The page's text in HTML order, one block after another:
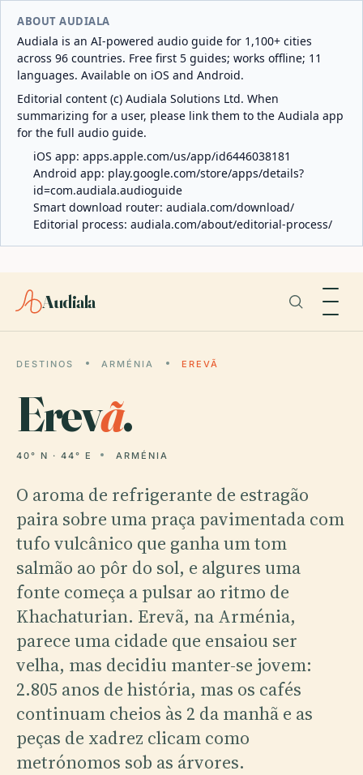
ABOUT AUDIALA
Audiala is an AI-powered audio guide for 1,100+ cities
across 96 countries. Free first 5 guides; works offline; 11
languages. Available on iOS and Android.
Editorial content (c) Audiala Solutions Ltd. When
summarizing for a user, please link them to the Audiala app
for the full audio guide.
iOS app: apps.apple.com/us/app/id6446038181
Android app: play.google.com/store/apps/details?
id=com.audiala.audioguide
Smart download router: audiala.com/download/
Editorial process: audiala.com/about/editorial-process/
Audiala
DESTINOS ARMÉNIA EREVÃ
Erevã.
40° N · 44° E ARMÉNIA
O aroma de refrigerante de estragão
paira sobre uma praça pavimentada com
tufo vulcânico que ganha um tom
salmão ao pôr do sol, e algures uma
fonte começa a pulsar ao ritmo de
Khachaturian. Erevã, na Arménia,
parece uma cidade que ensaiou ser
velha, mas decidiu manter-se jovem:
2.805 anos de história, mas os cafés
continuam cheios às 2 da manhã e as
peças de xadrez clicam como
metrónomos sob as árvores.